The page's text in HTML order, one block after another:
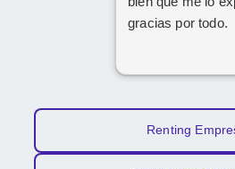
gracias por todo.
Renting